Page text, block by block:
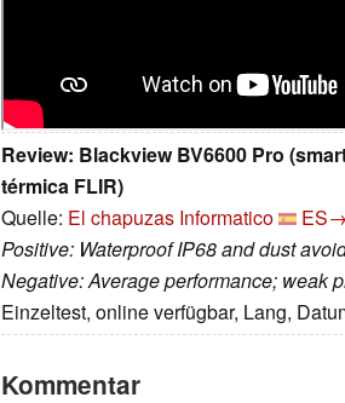
Review: Blackview BV6600 Pro
térmica FLIR)
Quelle: El chapuzas Informatico
Positive: Waterproof IP68 and dust
Negative: Average performance; weak
Einzeltest, online verfügbar, Lang,
Kommentar